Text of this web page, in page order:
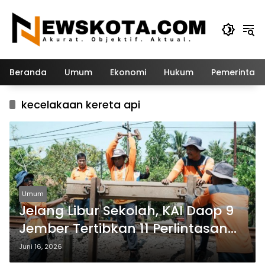
konten
Beranda Umum Ekonomi Hukum
kecelakaan kereta api
Umum
Jelang Libur Sekolah, KAI Daop 9
Jember Tertibkan 11 Perlintasan
Liar
Juni 16, 2026